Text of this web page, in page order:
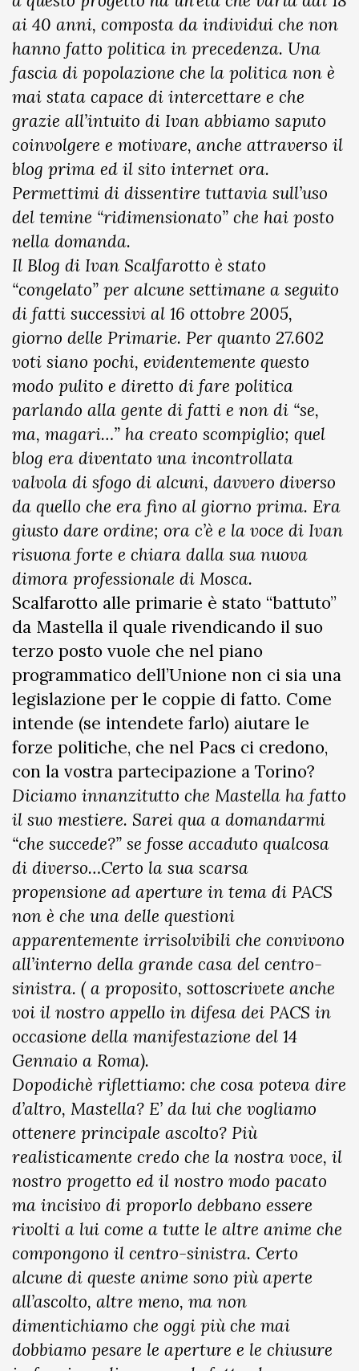
ai 40 anni, composta da individui che non
hanno fatto politica in precedenza. Una
fascia di popolazione che la politica non è
mai stata capace di intercettare e che
grazie all’intuito di Ivan abbiamo saputo
coinvolgere e motivare, anche attraverso il
blog prima ed il sito internet ora.
Permettimi di dissentire tuttavia sull’uso
del temine “ridimensionato” che hai posto
nella domanda.
Il Blog di Ivan Scalfarotto è stato
“congelato” per alcune settimane a seguito
di fatti successivi al 16 ottobre 2005,
giorno delle Primarie. Per quanto 27.602
voti siano pochi, evidentemente questo
modo pulito e diretto di fare politica
parlando alla gente di fatti e non di “se,
ma, magari…” ha creato scompiglio; quel
blog era diventato una incontrollata
valvola di sfogo di alcuni, davvero diverso
da quello che era fino al giorno prima. Era
giusto dare ordine; ora c’è e la voce di Ivan
risuona forte e chiara dalla sua nuova
dimora professionale di Mosca.
Scalfarotto alle primarie è stato “battuto”
da Mastella il quale rivendicando il suo
terzo posto vuole che nel piano
programmatico dell’Unione non ci sia una
legislazione per le coppie di fatto. Come
intende (se intendete farlo) aiutare le
forze politiche, che nel Pacs ci credono,
con la vostra partecipazione a Torino?
Diciamo innanzitutto che Mastella ha fatto
il suo mestiere. Sarei qua a domandarmi
“che succede?” se fosse accaduto qualcosa
di diverso…Certo la sua scarsa
propensione ad aperture in tema di PACS
non è che una delle questioni
apparentemente irrisolvibili che convivono
all’interno della grande casa del centro-
sinistra. ( a proposito, sottoscrivete anche
voi il nostro appello in difesa dei PACS in
occasione della manifestazione del 14
Gennaio a Roma).
Dopodichè riflettiamo: che cosa poteva dire
d’altro, Mastella? E’ da lui che vogliamo
ottenere principale ascolto? Più
realisticamente credo che la nostra voce, il
nostro progetto ed il nostro modo pacato
ma incisivo di proporlo debbano essere
rivolti a lui come a tutte le altre anime che
compongono il centro-sinistra. Certo
alcune di queste anime sono più aperte
all’ascolto, altre meno, ma non
dimentichiamo che oggi più che mai
dobbiamo pesare le aperture e le chiusure